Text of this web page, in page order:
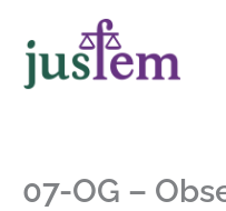
contenido
07-OG –